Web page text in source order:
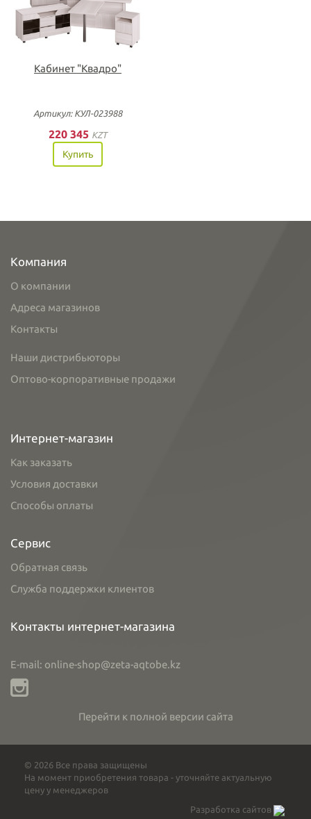
Кабинет "Квадро"
Артикул: КУЛ-023988
220 345 KZT
Купить
Компания
О компании
Адреса магазинов
Контакты
Наши дистрибьюторы
Оптово-корпоративные продажи
Интернет-магазин
Как заказать
Условия доставки
Способы оплаты
Сервис
Обратная связь
Служба поддержки клиентов
Контакты интернет-магазина
E-mail: online-shop@zeta-aqtobe.kz
Перейти к полной версии сайта
© 2026 Все права защищены
На момент приобретения товара - уточняйте актуальную
цену у менеджеров
Разработка сайтов